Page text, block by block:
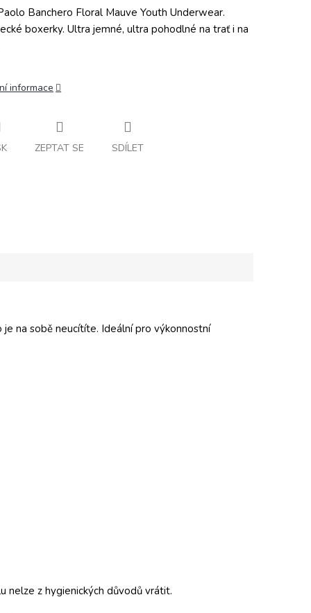
Banchero Floral Mauve Youth Underwear.
boxerky. Ultra jemné, ultra pohodlné na trať i na
informace
ZEPTAT SE SDÍLET
na sobě neucítíte. Ideální pro výkonnostní
nelze z hygienických důvodů vrátit.